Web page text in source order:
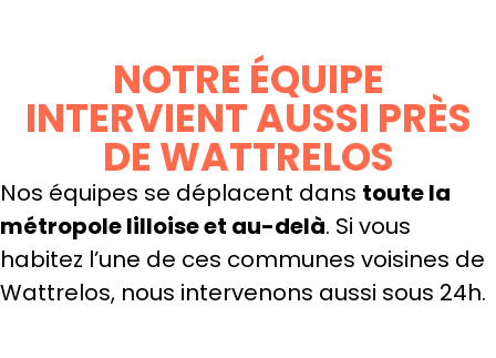
NOTRE ÉQUIPE
INTERVIENT AUSSI PRÈS
DE WATTRELOS
Nos équipes se déplacent dans toute la
métropole lilloise et au-delà. Si vous
habitez l’une de ces communes voisines de
Wattrelos, nous intervenons aussi sous 24h.